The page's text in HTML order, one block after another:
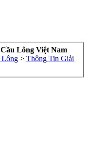
Lông Việt Nam
Lông > Thông Tin Giải